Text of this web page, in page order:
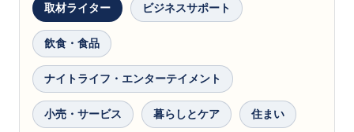
取材ライター ビジネスサポート
飲食・食品
ナイトライフ・エンターテイメント
小売・サービス 暮らしとケア 住まい